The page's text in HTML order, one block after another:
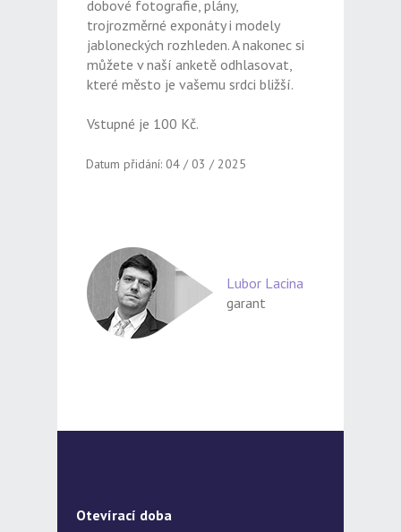
dobové fotografie, plány,
trojrozměrné exponáty i modely
jabloneckých rozhleden. A nakonec si
můžete v naší anketě odhlasovat,
které město je vašemu srdci bližší.
Vstupné je 100 Kč.
Datum přidání: 04 / 03 / 2025
Lubor Lacina
garant
Otevírací doba